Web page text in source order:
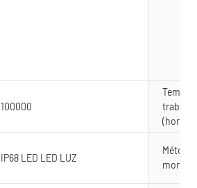
100000
Tempo
trabalho
(horas)
IP68 LED LED LUZ
Método